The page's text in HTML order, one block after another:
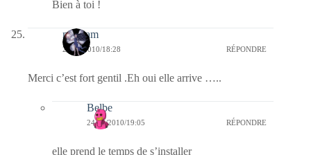
Bien à toi !
magsam
24/10/2010/18:28 RÉPONDRE
Merci c’est fort gentil .Eh oui elle arrive …..
Belbe
24/10/2010/19:05 RÉPONDRE
elle prend le temps de s’installer